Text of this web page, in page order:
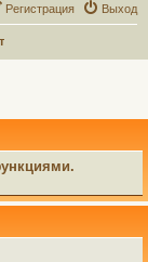
Выход
Регистрация